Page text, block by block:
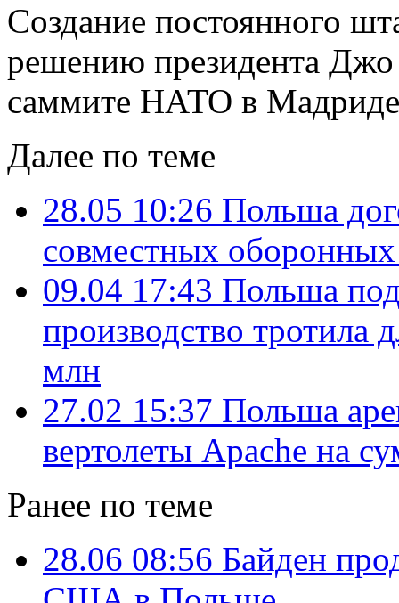
Создание постоянного
решению президента
саммите НАТО в
Далее по теме
28.05 10:26 Польша
совместных
09.04 17:43 Польша
производство
млн
27.02 15:37 Польша
вертолеты Apache на
Ранее по теме
28.06 08:56 Байден